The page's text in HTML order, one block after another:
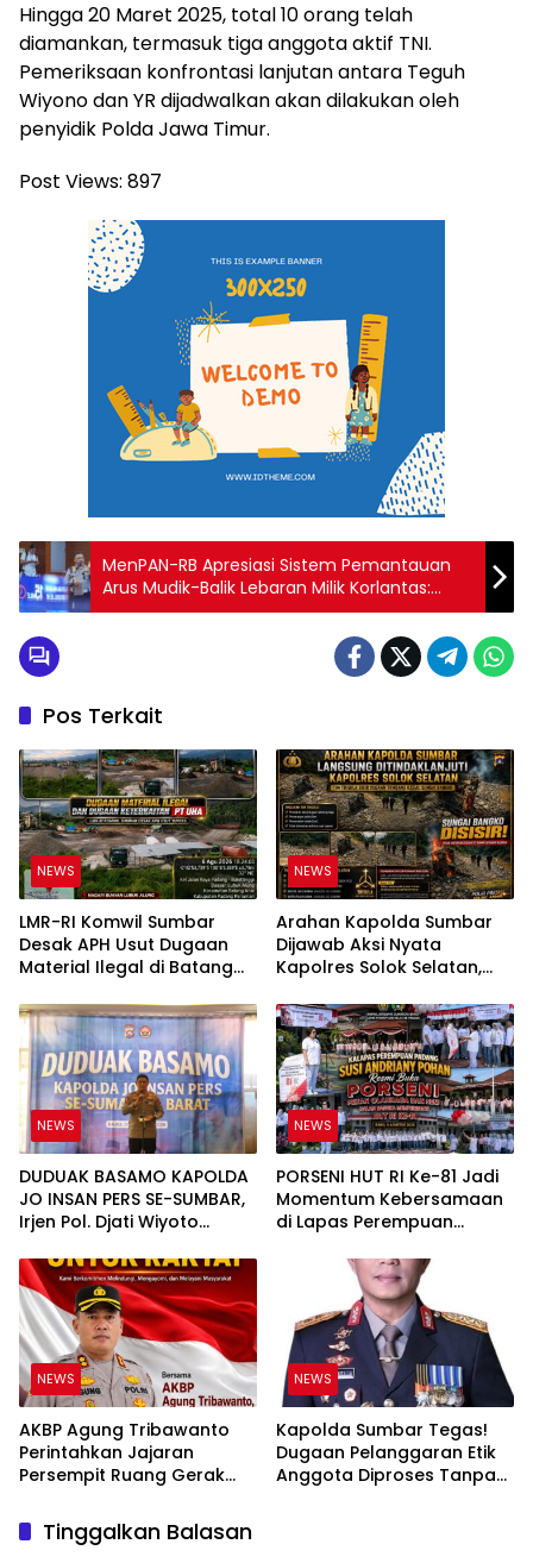
Hingga 20 Maret 2025, total 10 orang telah
diamankan, termasuk tiga anggota aktif TNI.
Pemeriksaan konfrontasi lanjutan antara Teguh
Wiyono dan YR dijadwalkan akan dilakukan oleh
penyidik Polda Jawa Timur.
Post Views: 897
MenPAN-RB Apresiasi Sistem Pemantauan
Arus Mudik-Balik Lebaran Milik Korlantas:
Reformasi Birokrasi dalam Transformasi
Pos Terkait
NEWS
LMR-RI Komwil Sumbar
Desak APH Usut Dugaan
Material Ilegal di Batang
PT UHA Diminta Diselidiki
Tuntas
NEWS
Arahan Kapolda Sumbar
Dijawab Aksi Nyata
Kapolres Solok Selatan,
Bukan Sekadar Slogan
NEWS
DUDUAK BASAMO KAPOLDA
JO INSAN PERS SE-SUMBAR,
Irjen Pol. Djati Wiyoto
Ruang bagi Pelanggar
Hukum di Internal Polri
NEWS
PORSENI HUT RI Ke-81 Jadi
Momentum Kebersamaan
di Lapas Perempuan
NEWS
AKBP Agung Tribawanto
Perintahkan Jajaran
Persempit Ruang Gerak
Pasaman Barat
NEWS
Kapolda Sumbar Tegas!
Dugaan Pelanggaran Etik
Anggota Diproses Tanpa
Tinggalkan Balasan